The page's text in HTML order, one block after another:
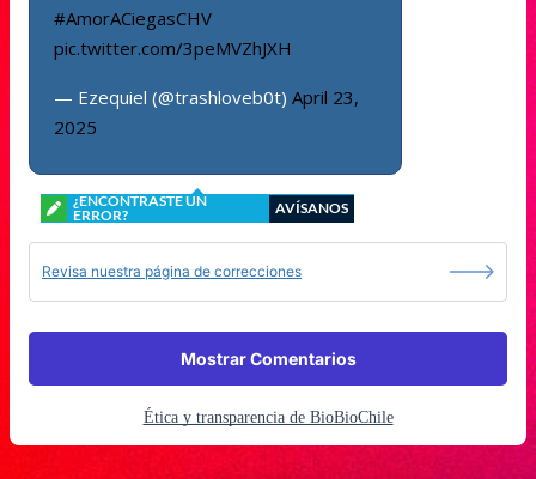
#AmorACiegasCHV
pic.twitter.com/3peMVZhJXH
— Ezequiel (@trashloveb0t) April 23,
2025
¿ENCONTRASTE UN
ERROR?
AVÍSANOS
Revisa nuestra página de correcciones
Mostrar Comentarios
Ética y transparencia de BioBioChile